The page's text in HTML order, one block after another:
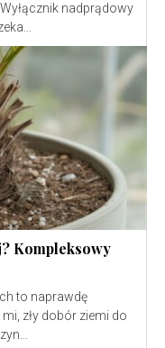
nadprądowy
Kompleksowy
to naprawdę
zły dobór ziemi do